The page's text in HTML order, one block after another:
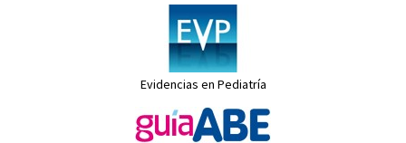
Evidencias en Pediatría